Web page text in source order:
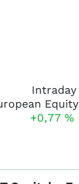
Intraday
+0,77 %